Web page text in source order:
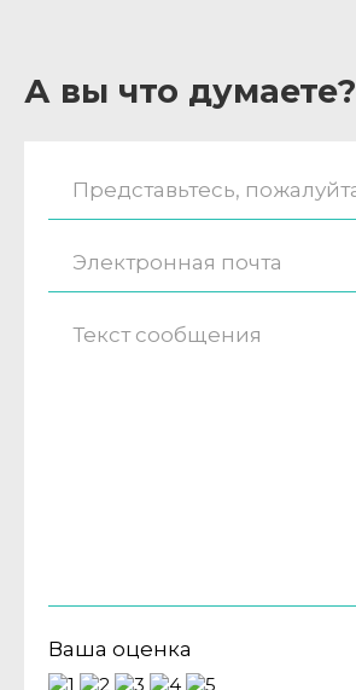
А вы что думаете?
Ваша оценка